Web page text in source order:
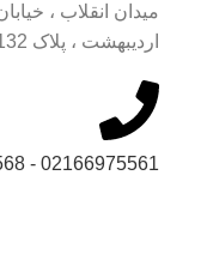
میدان انقلاب ،
اردیبهشت ، پلاک 132
02166975561 - 02166975568